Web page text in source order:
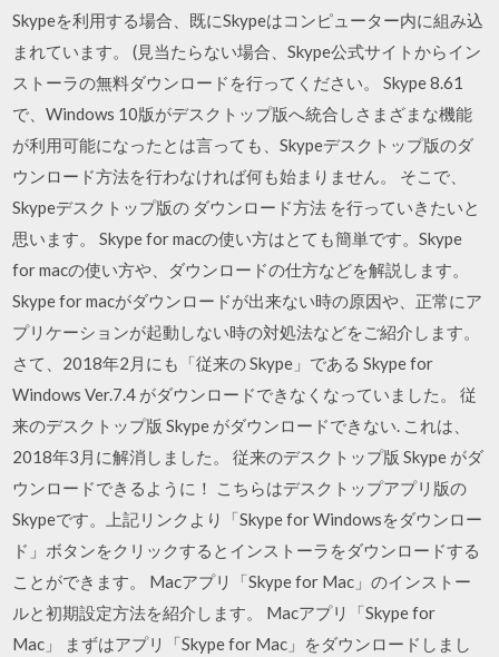
Skypeを利用する場合、既にSkypeはコンピューター内に組み込
まれています。 (見当たらない場合、Skype公式サイトからイン
ストーラの無料ダウンロードを行ってください。 Skype 8.61
で、Windows 10版がデスクトップ版へ統合しさまざまな機能
が利用可能になったとは言っても、Skypeデスクトップ版のダ
ウンロード方法を行わなければ何も始まりません。 そこで、
Skypeデスクトップ版の ダウンロード方法 を行っていきたいと
思います。 Skype for macの使い方はとても簡単です。Skype
for macの使い方や、ダウンロードの仕方などを解説します。
Skype for macがダウンロードが出来ない時の原因や、正常にア
プリケーションが起動しない時の対処法などをご紹介します。
さて、2018年2月にも「従来の Skype」である Skype for
Windows Ver.7.4 がダウンロードできなくなっていました。 従
来のデスクトップ版 Skype がダウンロードできない. これは、
2018年3月に解消しました。 従来のデスクトップ版 Skype がダ
ウンロードできるように！ こちらはデスクトップアプリ版の
Skypeです。上記リンクより「Skype for Windowsをダウンロー
ド」ボタンをクリックするとインストーラをダウンロードする
ことができます。 Macアプリ「Skype for Mac」のインストー
ルと初期設定方法を紹介します。 Macアプリ「Skype for
Mac」 まずはアプリ「Skype for Mac」をダウンロードしまし